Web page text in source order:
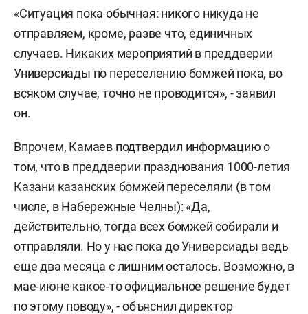
«Ситуация пока обычная: никого никуда не
отправляем, кроме, разве что, единичных
случаев. Никаких мероприятий в преддверии
Универсиады по переселению бомжей пока, во
всяком случае, точно не проводится», - заявил
он.
Впрочем, Камаев подтвердил информацию о
том, что в преддверии празднования 1000-летия
Казани казанских бомжей переселяли (в том
числе, в Набережные Челны): «Да,
действительно, тогда всех бомжей собирали и
отправляли. Но у нас пока до Универсиады ведь
еще два месяца с лишним осталось. Возможно, в
мае-июне какое-то официальное решение будет
по этому поводу», - объяснил директор